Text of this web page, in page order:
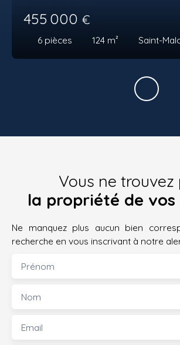
455 000 €
6 pièces 124 m² Saint-
Vous ne trouvez
la propriété de vos
Ne manquez plus aucun bien
recherche en vous inscrivant à notre
Prénom
Nom
Email